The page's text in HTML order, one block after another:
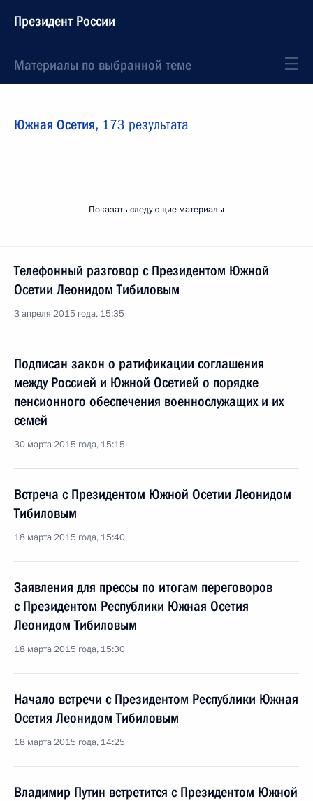
Президент России
Материалы по выбранной теме
Южная Осетия, 173 результата
Показать следующие материалы
Телефонный разговор с Президентом Южной
Осетии Леонидом Тибиловым
3 апреля 2015 года, 15:35
Подписан закон о ратификации соглашения
между Россией и Южной Осетией о порядке
пенсионного обеспечения военнослужащих и их
семей
30 марта 2015 года, 15:15
Встреча с Президентом Южной Осетии Леонидом
Тибиловым
18 марта 2015 года, 15:40
Заявления для прессы по итогам переговоров
с Президентом Республики Южная Осетия
Леонидом Тибиловым
18 марта 2015 года, 15:30
Начало встречи с Президентом Республики Южная
Осетия Леонидом Тибиловым
18 марта 2015 года, 14:25
Владимир Путин встретится с Президентом Южной